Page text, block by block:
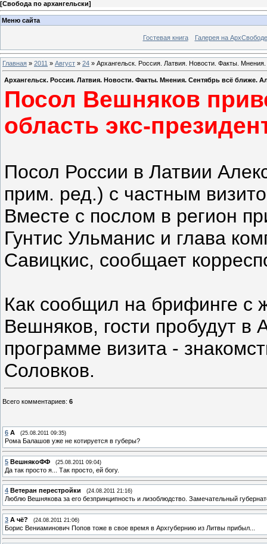
[Свобода по архангельски]
Меню сайта
Гостевая книга Галерея на АрхСвободе
Главная » 2011 » Август » 24 » Архангельск. Россия. Латвия. Новости. Факты.
Архангельск. Россия. Латвия. Новости. Факты. Мнения. Сентябрь всё ближе.
Посол Вешняков
область экс-
Посол России в Латвии
прим. ред.) с частным
Вместе с послом в регион
Гунтис Ульманис и глава
Савицкис, сообщает
Как сообщил на брифинге с
Вешняков, гости пробудут в
программе визита -
Соловков.
Всего комментариев: 6
6 А (25.08.2011 09:35)
Рома Балашов уже не котируется в губеры?
5 ВешнякоФФ (25.08.2011 09:04)
Да так просто я... Так просто, ей богу.
4 Ветеран перестройки (24.08.2011 21:16)
Люблю Вешнякова за его безпринципность и лизоблюдство. Замечательный
3 А чё? (24.08.2011 21:06)
Борис Вениаминович Попов тоже в свое время в Архгубернию из Литвы прибыл...